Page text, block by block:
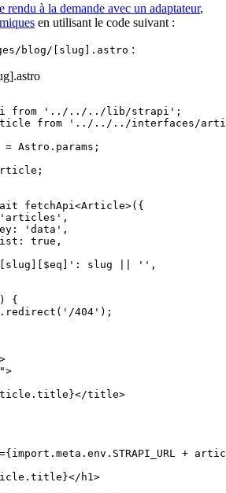
rendu à la demande avec un adaptateur,
en utilisant le code suivant :
blog/[slug].astro :
from ' ../../../lib/strapi ' ;
from ' ../../../interfaces/
= Astro . params ;
;
fetchApi <Article>({
' articles ' ,
' data ' ,
true ,
' : slug '' ,
{
. redirect ( ' /404 ' );
>
">
. title }</title>
={ import. meta . env . STRAPI_URL +
. title }</ h1 >